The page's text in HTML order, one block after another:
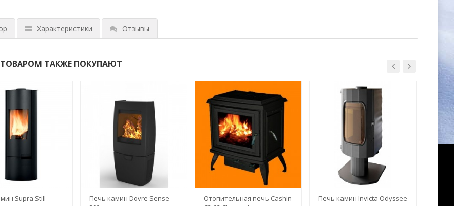
Характеристики Отзывы
ТАКЖЕ ПОКУПАЮТ
Supra Still
Печь камин Dovre Sense
Отопительная печь Cashin
Печь камин Invicta Odyssee